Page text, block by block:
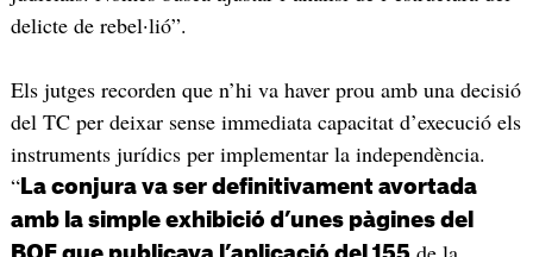
delicte de rebel·lió”.
Els jutges recorden que n’hi va haver prou amb una decisió
del TC per deixar sense immediata capacitat d’execució els
instruments jurídics per implementar la independència.
“La conjura va ser definitivament avortada
amb la simple exhibició d’unes pàgines del